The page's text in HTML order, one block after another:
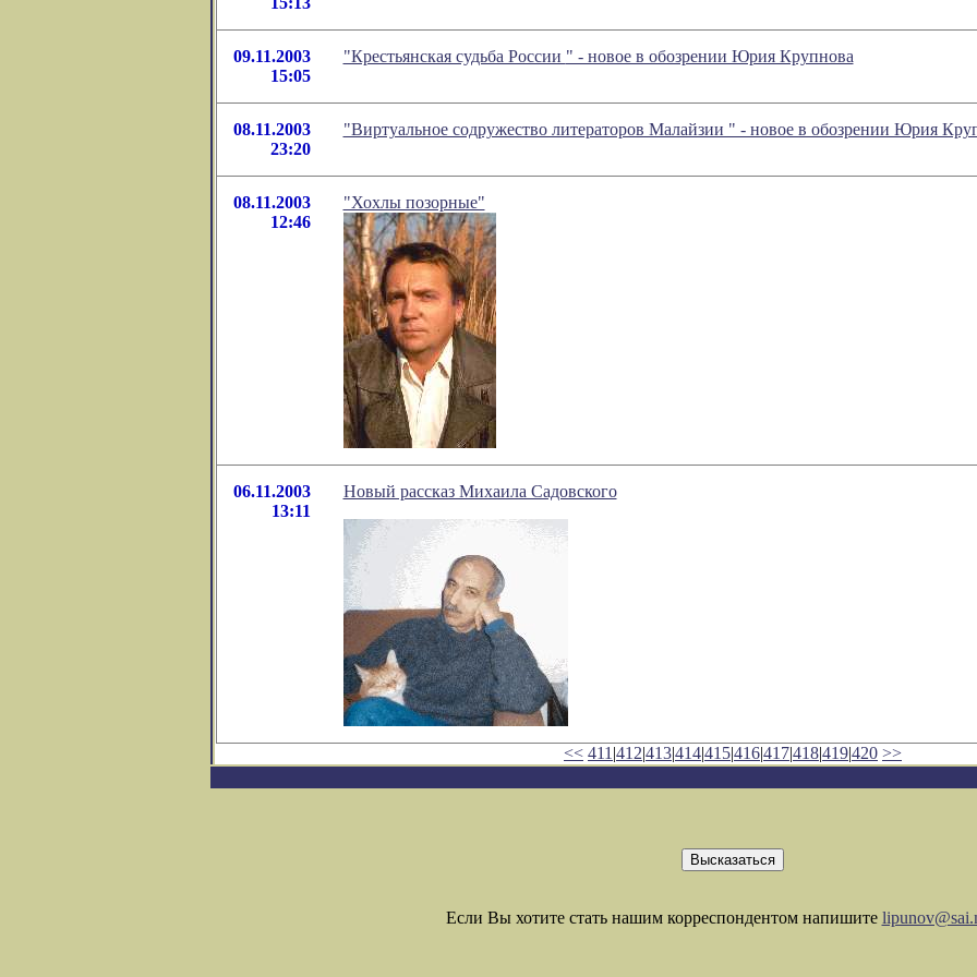
09.11.2003
15:05
"Крестьянская судьба России " - новое в обозрении Юрия Крупнова
08.11.2003
23:20
"Виртуальное содружество литераторов Малайзии " - новое в обозрении Юрия
08.11.2003
12:46
"Хохлы позорные"
06.11.2003
13:11
Новый рассказ Михаила Садовского
<< 411 |412|413|414|415|416|417|418|419|420 >>
Если Вы хотите стать нашим корреспондентом напишите